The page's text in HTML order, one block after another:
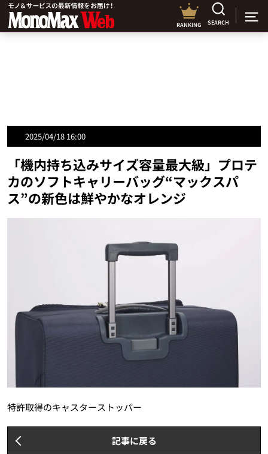
RANKING SEARCH
2025/04/18 16:00
「機内持ち込みサイズ容量最大級」プロテ
カのソフトキャリーバッグ“マックスパ
ス”の新色は鮮やかなオレンジ
特許取得のキャスターストッパー
記事に戻る